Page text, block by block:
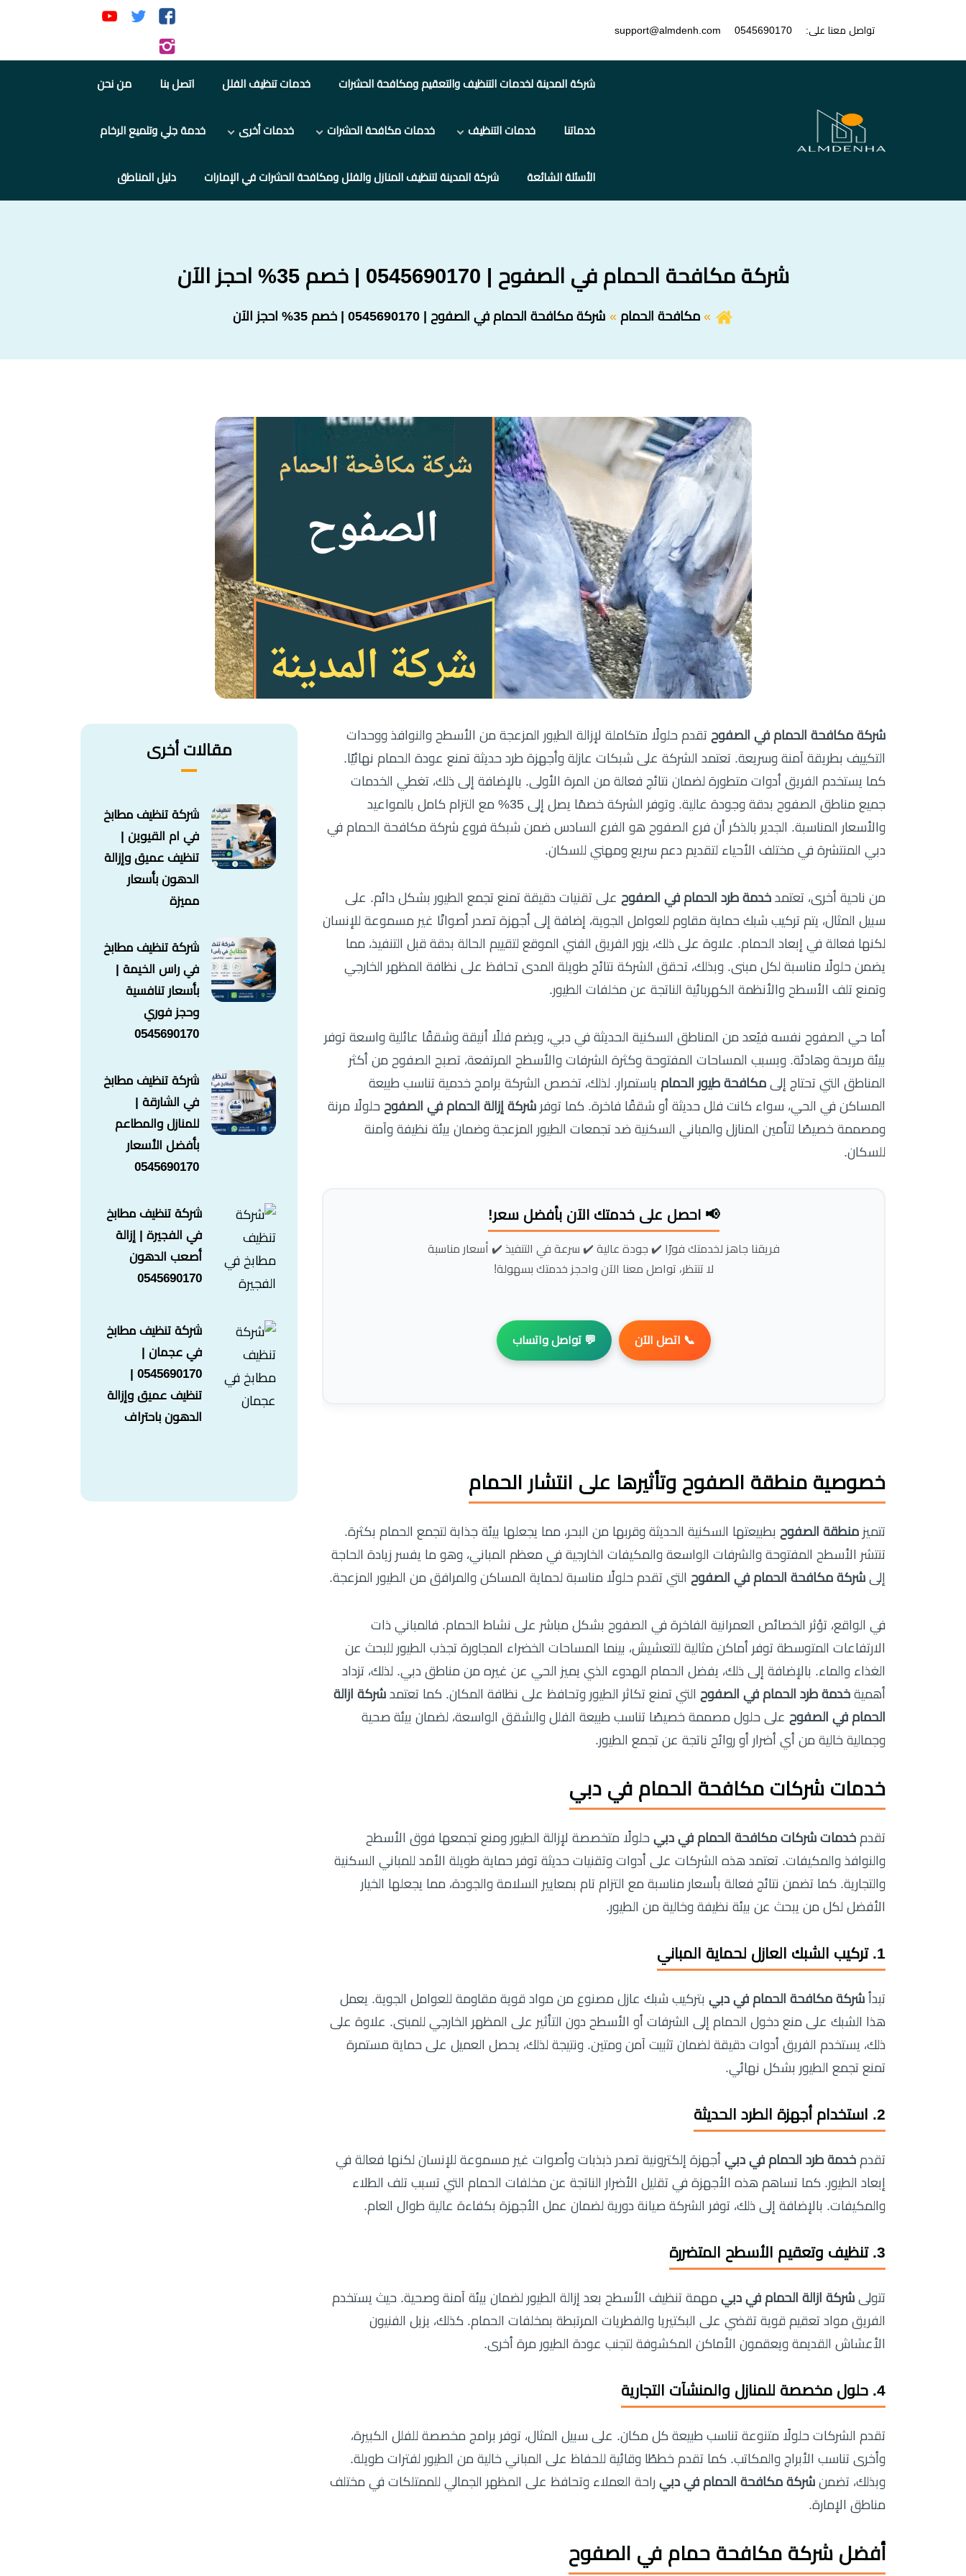
تواصل معنا على: 0545690170
support@almdenh.com
تابعنا
فيسبوك
تابعنا
تويتر يوتيوب
إنستجرام
شركة المدينة لخدمات التنظيف والتعقيم ومكافحة الحشرات خدمات تنظيف الفلل اتصل بنا من نحن
خدماتنا خدمات التنظيف خدمات مكافحة الحشرات خدمات أخرى خدمة جلي وتلميع الرخام
الأسئلة الشائعة شركة المدينة لتنظيف المنازل والفلل ومكافحة الحشرات في الإمارات دليل المناطق
شركة مكافحة الحمام في الصفوح | 0545690170 | خصم 35% احجز الآن
مكافحة الحمام شركة مكافحة الحمام في الصفوح | 0545690170 | خصم 35% احجز الآن
شركة مكافحة الحمام في الصفوح تقدم حلولًا متكاملة لإزالة الطيور المزعجة من الأسطح والنوافذ ووحدات
التكييف بطريقة آمنة وسريعة. تعتمد الشركة على شبكات عازلة وأجهزة طرد حديثة تمنع عودة الحمام نهائيًا.
كما يستخدم الفريق أدوات متطورة لضمان نتائج فعالة من المرة الأولى. بالإضافة إلى ذلك، تغطي الخدمات
جميع مناطق الصفوح بدقة وجودة عالية. وتوفر الشركة خصمًا يصل إلى 35% مع التزام كامل بالمواعيد
والأسعار المناسبة. الجدير بالذكر أن فرع الصفوح هو الفرع السادس ضمن شبكة فروع شركة مكافحة الحمام في
دبي المنتشرة في مختلف الأحياء لتقديم دعم سريع ومهني للسكان.
من ناحية أخرى، تعتمد خدمة طرد الحمام في الصفوح على تقنيات دقيقة تمنع تجمع الطيور بشكل دائم. على
سبيل المثال، يتم تركيب شبك حماية مقاوم للعوامل الجوية، إضافة إلى أجهزة تصدر أصواتًا غير مسموعة للإنسان
لكنها فعالة في إبعاد الحمام. علاوة على ذلك، يزور الفريق الفني الموقع لتقييم الحالة بدقة قبل التنفيذ، مما
يضمن حلولًا مناسبة لكل مبنى. وبذلك، تحقق الشركة نتائج طويلة المدى تحافظ على نظافة المظهر الخارجي
وتمنع تلف الأسطح والأنظمة الكهربائية الناتجة عن مخلفات الطيور.
أما حي الصفوح نفسه فيُعد من المناطق السكنية الحديثة في دبي، ويضم فللًا أنيقة وشققًا عائلية واسعة توفر
بيئة مريحة وهادئة. وبسبب المساحات المفتوحة وكثرة الشرفات والأسطح المرتفعة، تصبح الصفوح من أكثر
المناطق التي تحتاج إلى مكافحة طيور الحمام باستمرار. لذلك، تخصص الشركة برامج خدمية تناسب طبيعة
المساكن في الحي، سواء كانت فلل حديثة أو شققًا فاخرة. كما توفر شركة إزالة الحمام في الصفوح حلولًا مرنة
ومصممة خصيصًا لتأمين المنازل والمباني السكنية ضد تجمعات الطيور المزعجة وضمان بيئة نظيفة وآمنة
للسكان.
📢 احصل على خدمتك الآن بأفضل سعر!
فريقنا جاهز لخدمتك فورًا ✔️ جودة عالية ✔️ سرعة في التنفيذ ✔️ أسعار مناسبة
لا تنتظر، تواصل معنا الآن واحجز خدمتك بسهولة!
📞 اتصل الآن 💬 تواصل واتساب
خصوصية منطقة الصفوح وتأثيرها على انتشار الحمام
تتميز منطقة الصفوح بطبيعتها السكنية الحديثة وقربها من البحر، مما يجعلها بيئة جذابة لتجمع الحمام بكثرة.
تنتشر الأسطح المفتوحة والشرفات الواسعة والمكيفات الخارجية في معظم المباني، وهو ما يفسر زيادة الحاجة
إلى شركة مكافحة الحمام في الصفوح التي تقدم حلولًا مناسبة لحماية المساكن والمرافق من الطيور المزعجة.
في الواقع، تؤثر الخصائص العمرانية الفاخرة في الصفوح بشكل مباشر على نشاط الحمام. فالمباني ذات
الارتفاعات المتوسطة توفر أماكن مثالية للتعشيش، بينما المساحات الخضراء المجاورة تجذب الطيور للبحث عن
الغذاء والماء. بالإضافة إلى ذلك، يفضل الحمام الهدوء الذي يميز الحي عن غيره من مناطق دبي. لذلك، تزداد
أهمية خدمة طرد الحمام في الصفوح التي تمنع تكاثر الطيور وتحافظ على نظافة المكان. كما تعتمد شركة ازالة
الحمام في الصفوح على حلول مصممة خصيصًا تناسب طبيعة الفلل والشقق الواسعة، لضمان بيئة صحية
وجمالية خالية من أي أضرار أو روائح ناتجة عن تجمع الطيور.
خدمات شركات مكافحة الحمام في دبي
تقدم خدمات شركات مكافحة الحمام في دبي حلولًا متخصصة لإزالة الطيور ومنع تجمعها فوق الأسطح
والنوافذ والمكيفات. تعتمد هذه الشركات على أدوات وتقنيات حديثة توفر حماية طويلة الأمد للمباني السكنية
والتجارية. كما تضمن نتائج فعالة بأسعار مناسبة مع التزام تام بمعايير السلامة والجودة، مما يجعلها الخيار
الأفضل لكل من يبحث عن بيئة نظيفة وخالية من الطيور.
1. تركيب الشبك العازل لحماية المباني
تبدأ شركة مكافحة الحمام في دبي بتركيب شبك عازل مصنوع من مواد قوية مقاومة للعوامل الجوية. يعمل
هذا الشبك على منع دخول الحمام إلى الشرفات أو الأسطح دون التأثير على المظهر الخارجي للمبنى. علاوة على
ذلك، يستخدم الفريق أدوات دقيقة لضمان تثبيت آمن ومتين. ونتيجة لذلك، يحصل العميل على حماية مستمرة
تمنع تجمع الطيور بشكل نهائي.
2. استخدام أجهزة الطرد الحديثة
تقدم خدمة طرد الحمام في دبي أجهزة إلكترونية تصدر ذبذبات وأصوات غير مسموعة للإنسان لكنها فعالة في
إبعاد الطيور. كما تساهم هذه الأجهزة في تقليل الأضرار الناتجة عن مخلفات الحمام التي تسبب تلف الطلاء
والمكيفات. بالإضافة إلى ذلك، توفر الشركة صيانة دورية لضمان عمل الأجهزة بكفاءة عالية طوال العام.
3. تنظيف وتعقيم الأسطح المتضررة
تتولى شركة ازالة الحمام في دبي مهمة تنظيف الأسطح بعد إزالة الطيور لضمان بيئة آمنة وصحية. حيث يستخدم
الفريق مواد تعقيم قوية تقضي على البكتيريا والفطريات المرتبطة بمخلفات الحمام. كذلك، يزيل الفنيون
الأعشاش القديمة ويعقمون الأماكن المكشوفة لتجنب عودة الطيور مرة أخرى.
4. حلول مخصصة للمنازل والمنشآت التجارية
تقدم الشركات حلولًا متنوعة تناسب طبيعة كل مكان. على سبيل المثال، توفر برامج مخصصة للفلل الكبيرة،
وأخرى تناسب الأبراج والمكاتب. كما تقدم خططًا وقائية للحفاظ على المباني خالية من الطيور لفترات طويلة.
وبذلك، تضمن شركة مكافحة الحمام في دبي راحة العملاء وتحافظ على المظهر الجمالي للممتلكات في مختلف
مناطق الإمارة.
أفضل شركة مكافحة حمام في الصفوح
مقالات أخرى
شركة تنظيف مطابخ
في ام القيوين |
تنظيف عميق وإزالة
الدهون بأسعار
مميزة
شركة تنظيف مطابخ
في راس الخيمة |
بأسعار تنافسية
وحجز فوري
0545690170
شركة تنظيف مطابخ
في الشارقة |
للمنازل والمطاعم
بأفضل الأسعار
0545690170
شركة تنظيف مطابخ
في الفجيرة | إزالة
أصعب الدهون
0545690170
شركة تنظيف مطابخ
في عجمان |
0545690170 |
تنظيف عميق وإزالة
الدهون باحتراف